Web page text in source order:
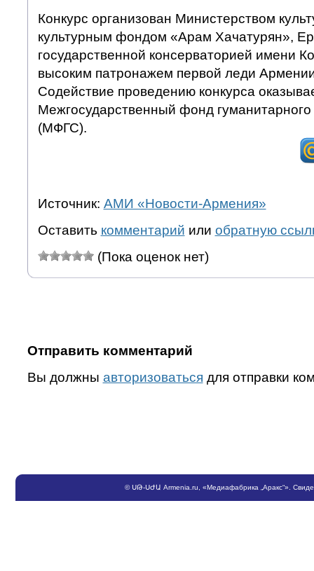
Конкурс организован Министерством
культурным фондом «Арам Хачатурян»,
государственной консерваторией имени
высоким патронажем первой леди
Содействие проведению конкурса
Межгосударственный фонд гуманитарного
(МФГС).
Источник: АМИ «Новости-Армения»
Оставить комментарий или обратную
(Пока оценок нет)
Отправить комментарий
Вы должны авторизоваться для отправки
©ՍԹ-ՍԺԱ Armenia.ru , «Медиафабрика „Аракс“».